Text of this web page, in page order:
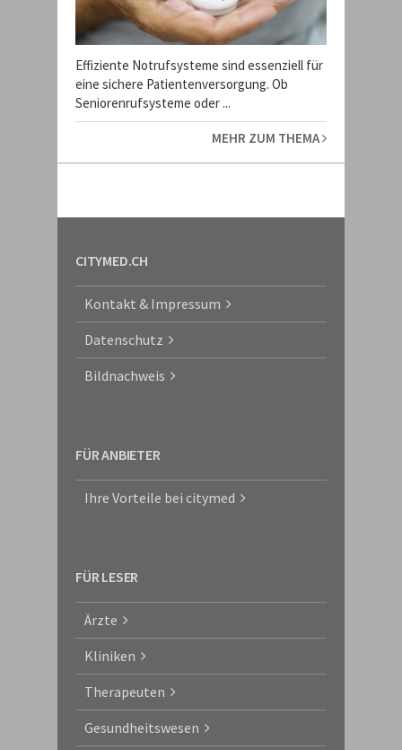
Effiziente Notrufsysteme sind essenziell für
eine sichere Patientenversorgung. Ob
Seniorenrufsysteme oder ...
MEHR ZUM THEMA
CITYMED.CH
Kontakt & Impressum
Datenschutz
Bildnachweis
FÜR ANBIETER
Ihre Vorteile bei citymed
FÜR LESER
Ärzte
Kliniken
Therapeuten
Gesundheitswesen